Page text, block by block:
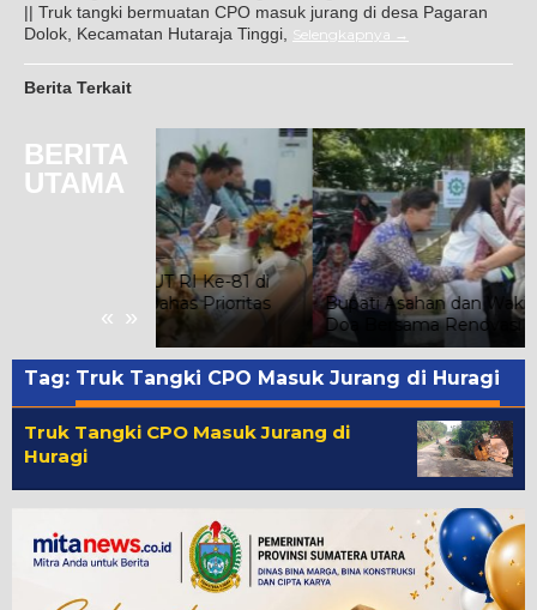
|| Truk tangki bermuatan CPO masuk jurang di desa Pagaran
Dolok, Kecamatan Hutaraja Tinggi, Selengkapnya
Berita Terkait
BERITA
UTAMA
« »
Bupati Asahan dan Wakil Bupati Hadiri
Doa Bersama Renovasi Kantor Imigrasi
Tag: Truk Tangki CPO Masuk Jurang di Huragi
Truk Tangki CPO Masuk Jurang di
Huragi